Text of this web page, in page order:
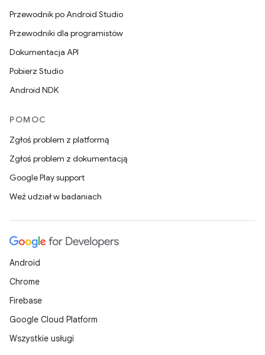
Przewodnik po Android Studio
Przewodniki dla programistów
Dokumentacja API
Pobierz Studio
Android NDK
POMOC
Zgłoś problem z platformą
Zgłoś problem z dokumentacją
Google Play support
Weź udział w badaniach
Android
Chrome
Firebase
Google Cloud Platform
Wszystkie usługi